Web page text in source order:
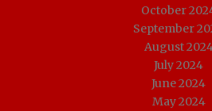
October
September
August
July 2024
June 2024
May 2024